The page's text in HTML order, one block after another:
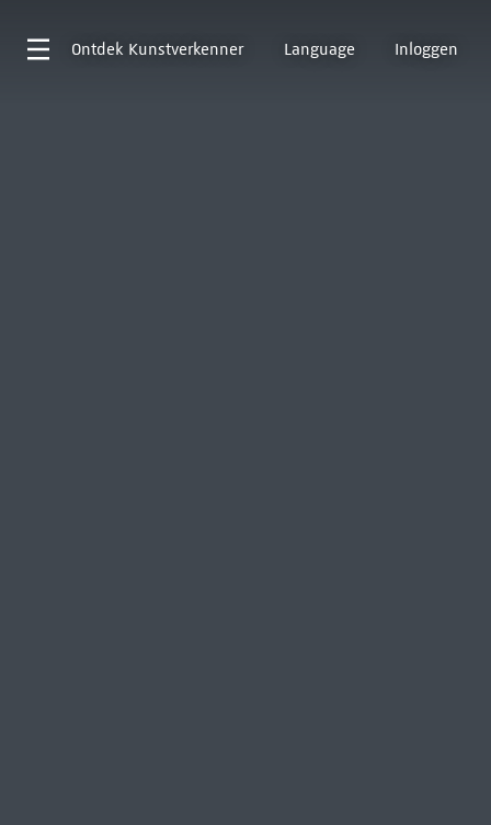
Ontdek Kunstverkenner Language Inloggen